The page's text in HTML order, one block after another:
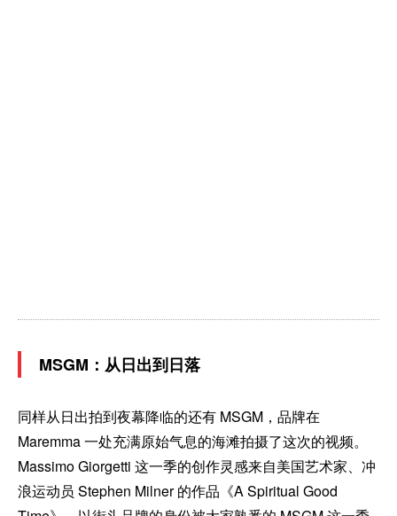
MSGM：从日出到日落
同样从日出拍到夜幕降临的还有 MSGM，品牌在
Maremma 一处充满原始气息的海滩拍摄了这次的视频。
Massimo Giorgetti 这一季的创作灵感来自美国艺术家、冲
浪运动员 Stephen Milner 的作品《A Spiritual Good